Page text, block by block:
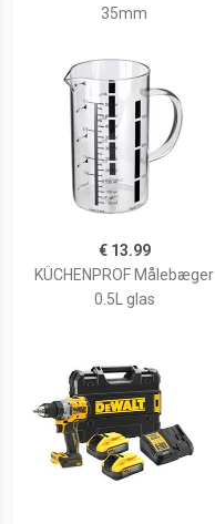
35mm
€ 13.99
KÜCHENPROF Målebæger
0.5L glas